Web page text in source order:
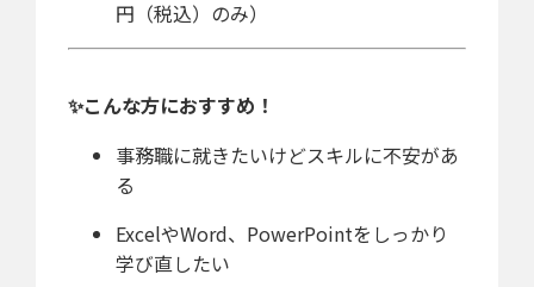
円（税込）のみ）
✨こんな方におすすめ！
事務職に就きたいけどスキルに不安があ
る
ExcelやWord、PowerPointをしっかり
学び直したい